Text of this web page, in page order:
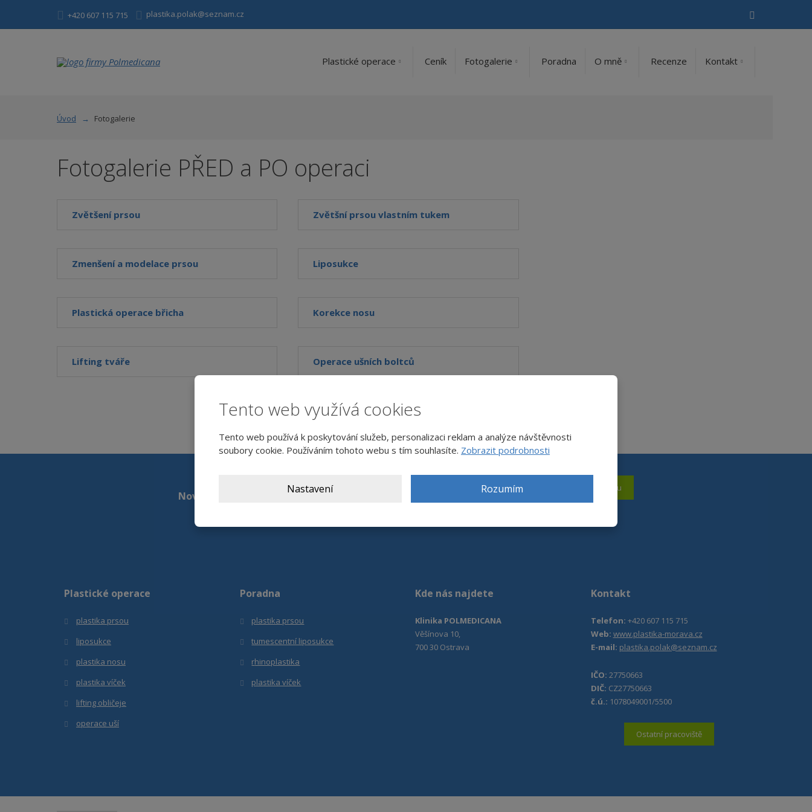
+420 607 115 715 plastika.polak@seznam.cz
Plastické operace Ceník Fotogalerie Poradna O mně Recenze Kontakt
Úvod Fotogalerie
Fotogalerie PŘED a PO operaci
Zvětšení prsou Zvětšní prsou vlastním tukem
Zmenšení a modelace prsou Liposukce
Plastická operace břicha Korekce nosu
Lifting tváře Operace ušních boltců
Novinky a akce na váš e-mail
zpracováním
Přihlásit se k odběru
Formulář
Plastické operace
plastika prsou
liposukce
plastika nosu
plastika víček
lifting obličeje
operace uší
Poradna
plastika prsou
tumescentní liposukce
rhinoplastika
plastika víček
Kde nás najdete
Klinika POLMEDICANA
Věšínova 10,
700 30 Ostrava
Kontakt
Telefon: +420 607 115 715
Web: www.plastika-morava.cz
E-mail: plastika.polak@seznam.cz
IČO: 27750663
DIČ: CZ27750663
č.ú.: 1078049001/5500
Ostatní pracoviště
Tento web využívá cookies
Tento web používá k poskytování služeb, personalizaci reklam a analýze návštěvnosti
soubory cookie. Používáním tohoto webu s tím souhlasíte. Zobrazit podrobnosti
Nastavení Rozumím